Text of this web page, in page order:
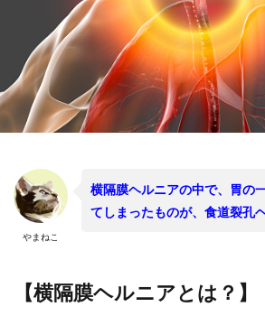
やまねこ
横隔膜ヘルニアの中で、胃の
てしまったものが、食道裂孔
【横隔膜ヘルニアとは？】